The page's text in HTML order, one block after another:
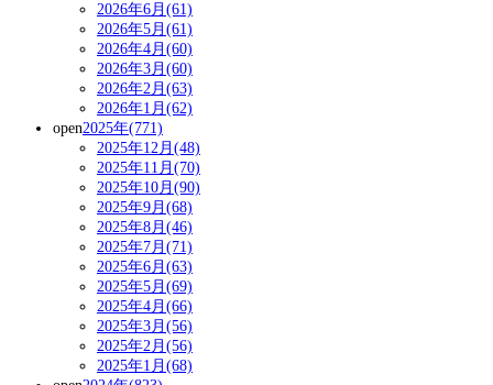
2026年6月(61)
2026年5月(61)
2026年4月(60)
2026年3月(60)
2026年2月(63)
2026年1月(62)
open2025年(771)
2025年12月(48)
2025年11月(70)
2025年10月(90)
2025年9月(68)
2025年8月(46)
2025年7月(71)
2025年6月(63)
2025年5月(69)
2025年4月(66)
2025年3月(56)
2025年2月(56)
2025年1月(68)